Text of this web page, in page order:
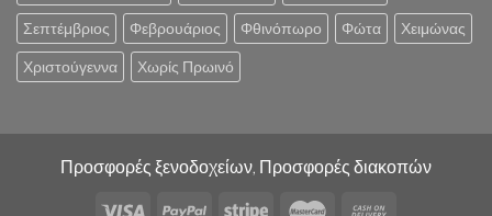
Σεπτέμβριος Φεβρουάριος Φθινόπωρο Φώτα Χειμώνας
Χριστούγεννα Χωρίς Πρωινό
Προσφορές ξενοδοχείων, Προσφορές διακοπών